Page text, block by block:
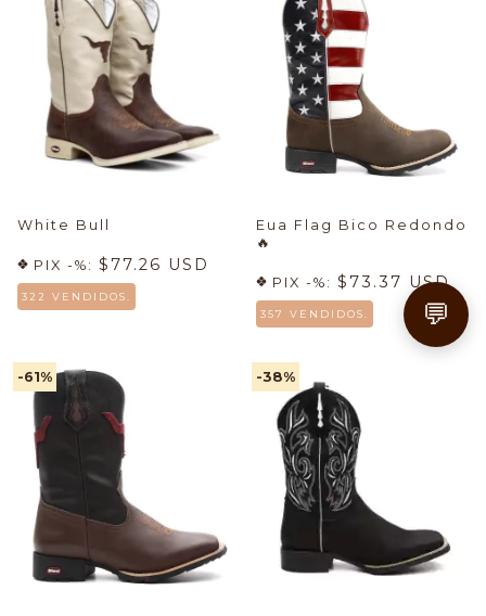
White Bull
PIX -%: $77.26 USD
322 VENDIDOS.
Eua Flag Bico Redondo
🔥
PIX -%: $73.37 USD
357 VENDIDOS.
-61% -38%
💬